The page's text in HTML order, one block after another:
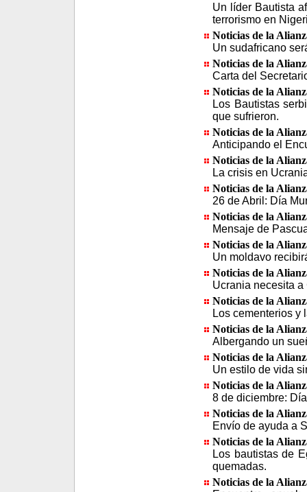
Un líder Bautista
terrorismo en
Noticias de la
Un sudafricano
Noticias de la
Carta del
Noticias de la
Los Bautistas
que sufrieron.
Noticias de la
Anticipando el
Noticias de la
La crisis en
Noticias de la
26 de Abril: Día
Noticias de la
Mensaje de
Noticias de la
Un moldavo
Noticias de la
Ucrania necesita
Noticias de la
Los cementerios y
Noticias de la
Albergando un
Noticias de la
Un estilo de vida
Noticias de la
8 de diciembre:
Noticias de la
Envío de ayuda a
Noticias de la
Los bautistas de
quemadas.
Noticias de la